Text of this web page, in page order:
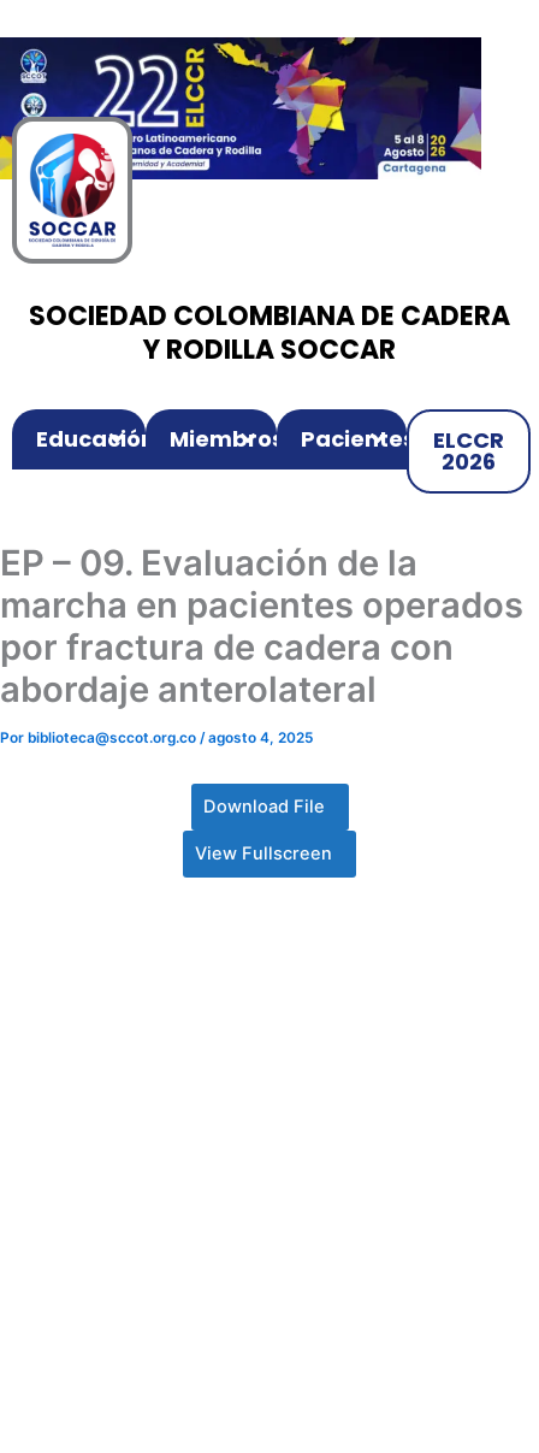
al
contenido
Horas Minutos Segundos
SOCIEDAD COLOMBIANA DE CADERA
Y RODILLA SOCCAR
Educación Miembros Pacientes ELCCR
2026
EP – 09. Evaluación de la
marcha en pacientes operados
por fractura de cadera con
abordaje anterolateral
Por biblioteca@sccot.org.co /agosto 4, 2025
Download File
View Fullscreen